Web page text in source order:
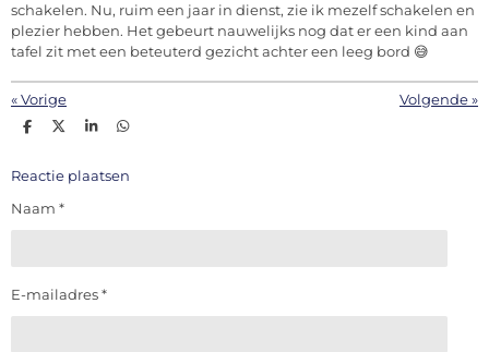
schakelen. Nu, ruim een jaar in dienst, zie ik mezelf schakelen en
plezier hebben. Het gebeurt nauwelijks nog dat er een kind aan
tafel zit met een beteuterd gezicht achter een leeg bord 😅
«Vorige Volgende»
D
e
D
l
S
r
D
e
Reactie plaatsen
Naam *
E-mailadres *